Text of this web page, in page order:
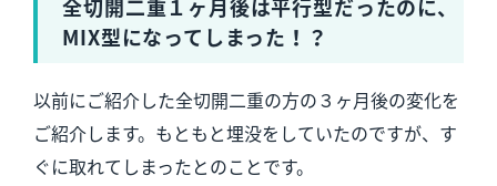
全切開二重１ヶ月後は平行型だったのに、
MIX型になってしまった！？
以前にご紹介した全切開二重の方の３ヶ月後の変化を
ご紹介します。もともと埋没をしていたのですが、す
ぐに取れてしまったとのことです。